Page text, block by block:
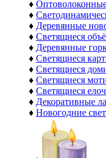
♦
♦
♦ Деревянные
♦ Светящиеся
♦ Деревянные
♦ Светящиеся
♦ Светящиеся
♦ Светящиеся
♦ Светящиеся
♦ Декоративные
♦ Новогодние